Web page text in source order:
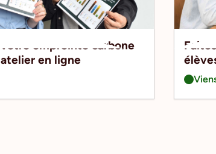
empreinte carbone
en ligne